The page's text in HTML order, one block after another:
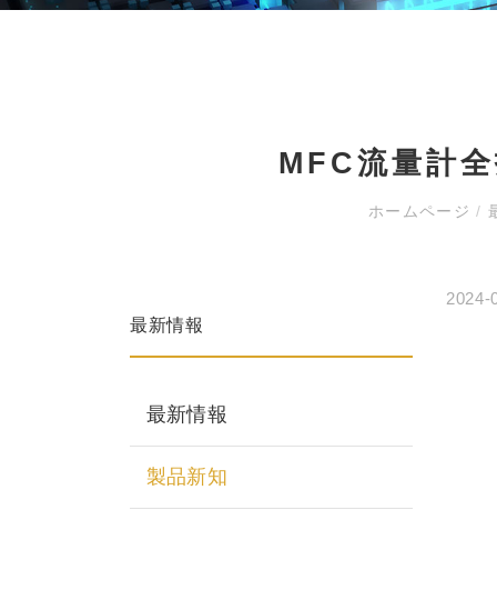
MFC流量計
ホームページ/
最新情報
最新情報
製品新知
2024-